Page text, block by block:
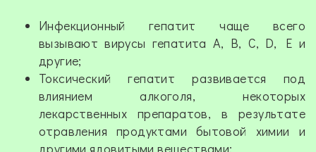
Инфекционный гепатит чаще всего
вызывают вирусы гепатита А, В, С, D, E и
другие;
Токсический гепатит развивается под
влиянием алкоголя, некоторых
лекарственных препаратов, в результате
отравления продуктами бытовой химии и
другими ядовитыми веществами;